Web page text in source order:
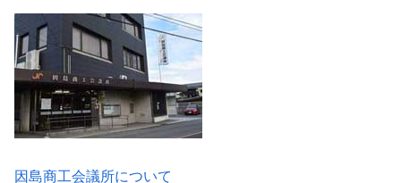
因島商工会議所について